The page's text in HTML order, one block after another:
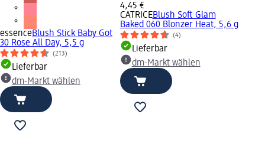
essenceBlush Stick Baby Got
30 Rose All Day, 5,5 g
(213)
Lieferbar
dm-Markt wählen
4,45 €
CATRICEBlush Soft Glam
Baked 060 Blonzer Heat, 5,6 g
(4)
Lieferbar
dm-Markt wählen